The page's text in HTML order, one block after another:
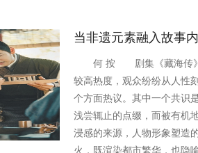
当非遗元素融入故事
何 按 剧集《藏海传》
较高热度，观众纷纷从人性
个方面热议。其中一个共识
浅尝辄止的点缀，而被有机
浸感的来源，人物形象塑
火，既渲染都市繁华，也隐